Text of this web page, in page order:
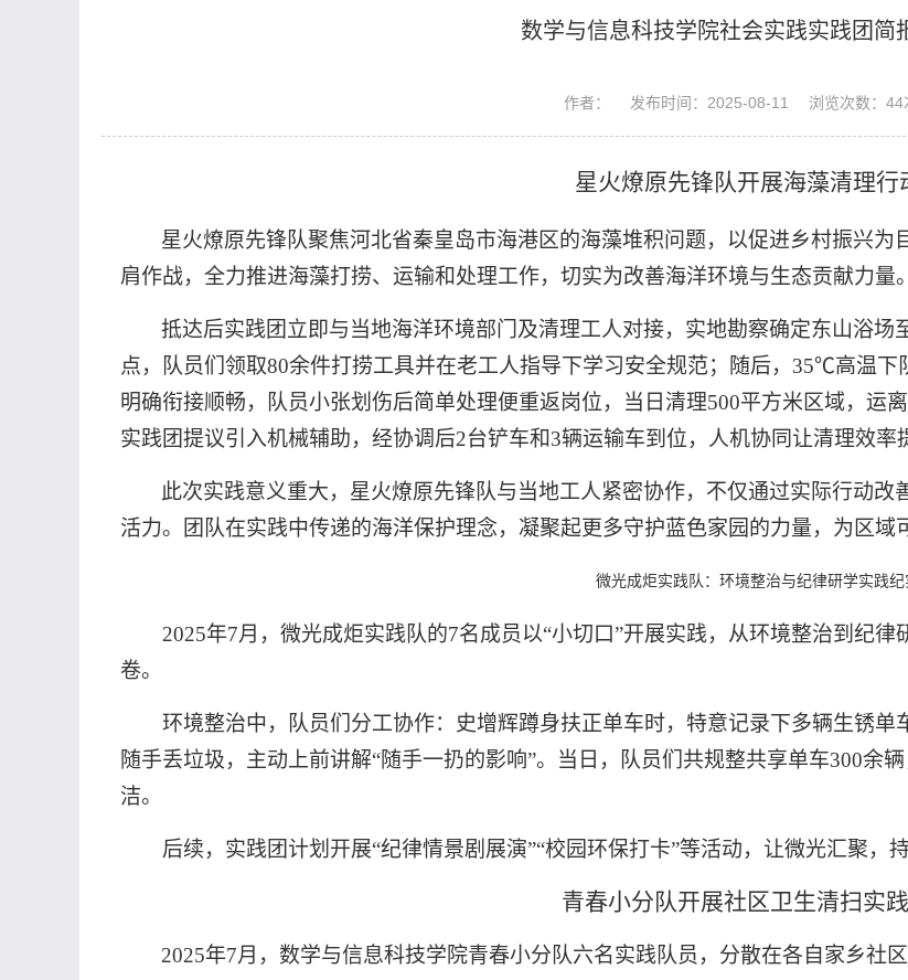
数学与信息科技学院社会实践实践团简
作者： 发布时间：2025-08-11 浏览次数： 44
星火燎原先锋队开展海藻清理行
星火燎原先锋队聚焦河北省秦皇岛市海港区的海藻堆积问题，以促进乡村振兴
肩作战，全力推进海藻打捞、运输和处理工作，切实为改善海洋环境与生态贡献力量。
抵达后实践团立即与当地海洋环境部门及清理工人对接，实地勘察确定东山浴
点，队员们领取80余件打捞工具并在老工人指导下学习安全规范；随后，35℃高温
明确衔接顺畅，队员小张划伤后简单处理便重返岗位，当日清理500平方米区域，运
实践团提议引入机械辅助，经协调后2台铲车和3辆运输车到位，人机协同让清理效率
此次实践意义重大， 星火燎原先锋队与当地工人紧密协作，不仅通过实际行动
活力。团队在实践中传递的海洋保护理念，凝聚起更多守护蓝色家园的力量，为区域
微光成炬实践队：环境整治与纪律研学实践纪
2025年7月，微光成炬实践队的7名成员以“小切口”开展实践，从环境整治到纪
卷。
环境整治中，队员们分工协作：史增辉蹲身扶正单车时，特意记录下多辆生锈
随手丢垃圾，主动上前讲解“随手一扔的影响”。当日，队员们共规整共享单车300余
洁。
后续，实践团计划开展“纪律情景剧展演”“校园环保打卡”等活动，让微光汇聚，
青春小分队开展社区卫生清扫实
2025年7月，数学与信息科技学院青春小分队六名实践队员，分散在各自家乡社